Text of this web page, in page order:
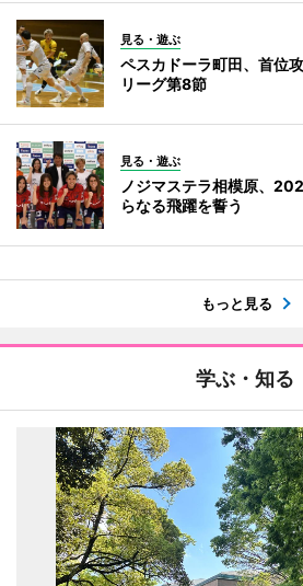
見る・遊ぶ
ペスカドーラ町田、首位
リーグ第8節
見る・遊ぶ
ノジマステラ相模原、
らなる飛躍を誓う
もっと見る
学ぶ・知る